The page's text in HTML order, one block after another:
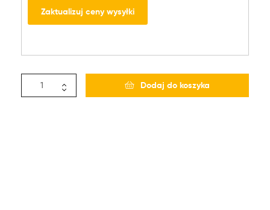
Zaktualizuj ceny wysyłki
Dodaj do koszyka